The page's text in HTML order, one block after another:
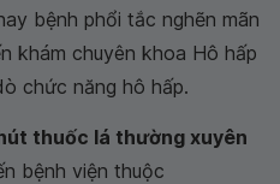
bệnh phổi tắc nghẽn mãn
khám chuyên khoa Hô hấp
chức năng hô hấp.
thuốc lá thường xuyên
bệnh viện thuộc